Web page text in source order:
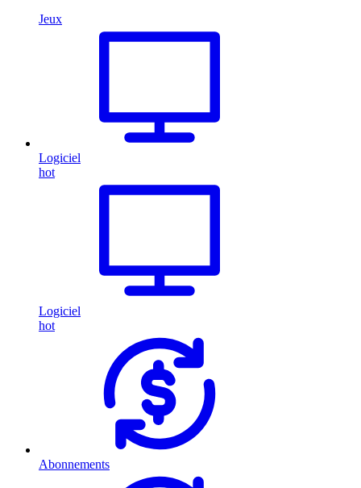
Jeux
Logiciel
hot
Logiciel
hot
Abonnements